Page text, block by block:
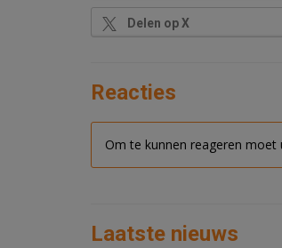
Delen op X
Reacties
Om te kunnen reageren moet
Laatste nieuws